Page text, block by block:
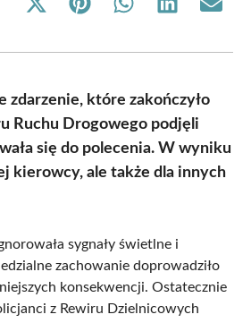
Share
(Twitter)
Share Share Share Share
zdarzenie, które zakończyło
Ruchu Drogowego podjęli
się do polecenia. W wyniku
kierowcy, ale także dla innych
sygnały świetlne i
zachowanie doprowadziło
konsekwencji. Ostatecznie
z Rewiru Dzielnicowych